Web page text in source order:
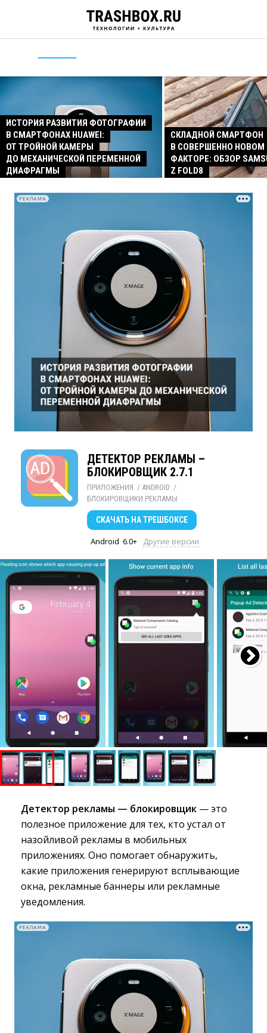
ИСТОРИЯ РАЗВИТИЯ ФОТОГРАФИИ
В СМАРТФОНАХ HUAWEI:
ОТ ТРОЙНОЙ КАМЕРЫ
ДО МЕХАНИЧЕСКОЙ ПЕРЕМЕННОЙ
ДИАФРАГМЫ
СКЛАДНОЙ СМАРТФОН
В СОВЕРШЕННО
ФАКТОРЕ: ОБЗОР
Z FOLD8
РЕКЛАМА
ДЕТЕКТОР РЕКЛАМЫ –
БЛОКИРОВЩИК 2.7.1
ПРИЛОЖЕНИЯ / ANDROID /
БЛОКИРОВЩИКИ РЕКЛАМЫ
СКАЧАТЬ НА ТРЕШБОКСЕ
Android 6.0+ Другие версии
Детектор рекламы — блокировщик — это
полезное приложение для тех, кто устал от
назойливой рекламы в мобильных
приложениях. Оно помогает обнаружить,
какие приложения генерируют всплывающие
окна, рекламные баннеры или рекламные
уведомления.
РЕКЛАМА